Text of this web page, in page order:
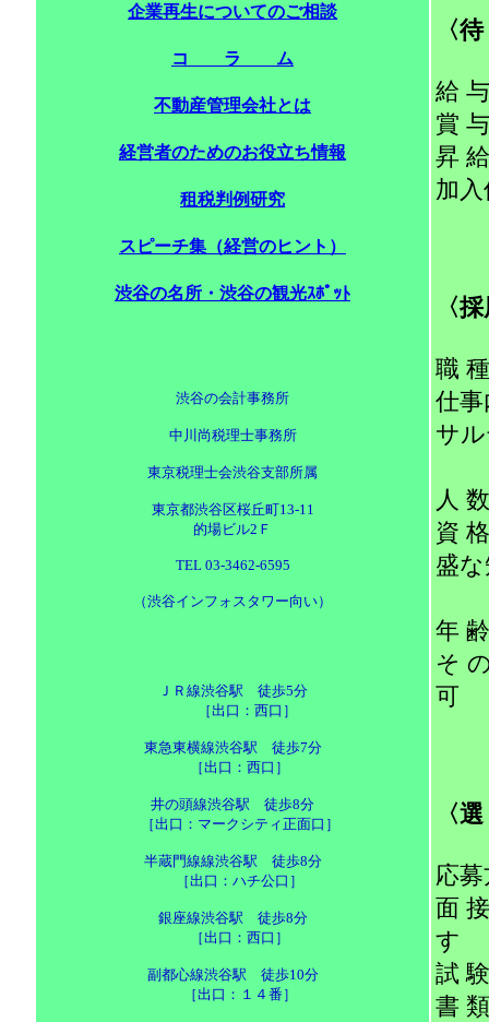
企業再生についてのご相談
コ ラ ム
不動産管理会社とは
経営者のためのお役立ち情報
租税判例研究
スピーチ集（経営のヒント）
渋谷の名所・渋谷の観光ｽﾎﾟｯﾄ
渋谷の会計事務所
中川尚税理士事務所
東京税理士会渋谷支部所属
東京都渋谷区桜丘町13-11
的場ビル2Ｆ
TEL 03-3462-6595
（渋谷インフォスタワー向い）
ＪＲ線渋谷駅 徒歩5分
［出口：西口］
東急東横線渋谷駅 徒歩7分
［出口：西口］
井の頭線渋谷駅 徒歩8分
［出口：マークシティ正面口］
半蔵門線線渋谷駅 徒歩8分
［出口：ハチ公口］
銀座線渋谷駅 徒歩8分
［出口：西口］
副都心線渋谷駅 徒歩10分
［出口：１４番］
〈
給
賞
昇
加
〈
職
仕
サ
人
資
盛
年
そ
可
〈
応
面
す
試
書